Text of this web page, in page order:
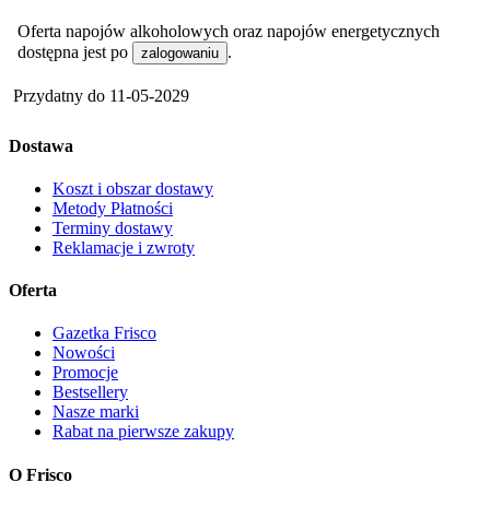
Oferta napojów alkoholowych oraz napojów energetycznych
dostępna jest po
zalogowaniu .
Przydatny do 11-05-2029
Dostawa
Koszt i obszar dostawy
Metody Płatności
Terminy dostawy
Reklamacje i zwroty
Oferta
Gazetka Frisco
Nowości
Promocje
Bestsellery
Nasze marki
Rabat na pierwsze zakupy
O Frisco